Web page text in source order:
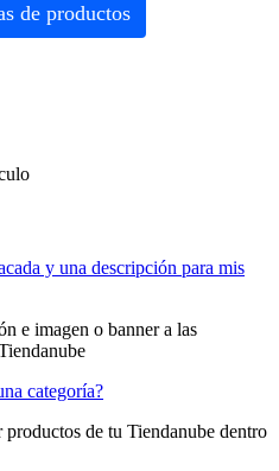
de productos
y una descripción para mis
e imagen o banner a las
categoría?
de tu Tiendanube dentro